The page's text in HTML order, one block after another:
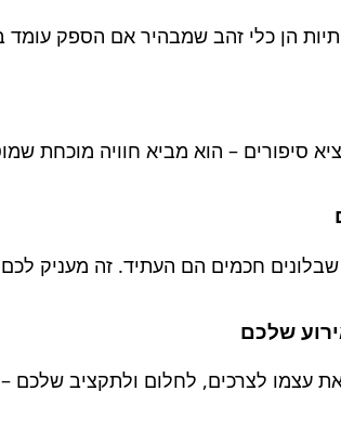
הן כלי זהב שמבהיר אם הספק עומד
סיפורים – הוא מביא חוויה מוכחת
שבלונים חכמים הם העתיד. זה מעניק
עצמו לצרכים, לחלום ולתקציב שלכם